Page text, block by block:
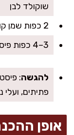
שוקולד לבן
2 כפות שמן קוקוס או שמן ניטרלי
3–4 כפות פיסטוקים קלויים קצוצים גס
להגשה:
פתיתים, ועלי
אופן